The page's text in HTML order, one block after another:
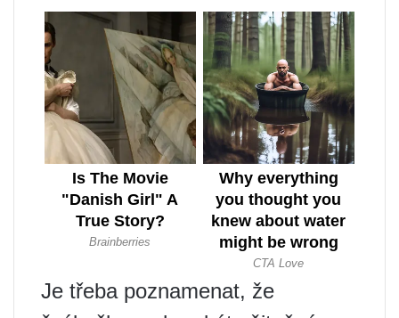
Je třeba poznamenat, že